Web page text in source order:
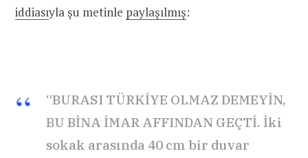
iddiasıyla şu metinle paylaşılmış:
“BURASI TÜRKİYE OLMAZ DEMEYİN,
BU BİNA İMAR AFFINDAN GEÇTİ. İki
sokak arasında 40 cm bir duvar